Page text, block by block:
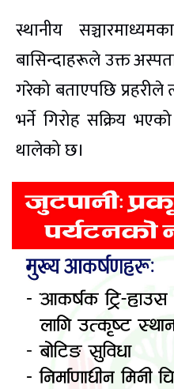
स्थानीय
बासिन्दाहरूले उक्त
गरेको बताएपछि
भर्ने गिरोह सक्रिय
थालेको छ।